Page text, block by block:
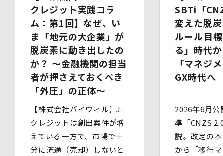
理します。
当社は、個人情報を適切に取り扱うため、以下の安全管理
措置を実施します。
(1)組織的安全管理措置
・ 個人データの取扱いに関する責任者を定め、報告連絡
体制や取扱方法を管理しています。
・ 個人情報の取扱状況について定期的な点検及び監査を
実施しています。
(2)人的安全管理措置
員に定期的な研修を実施しています。
・ 個人データについての秘密保持に関する事項を就業規
則に規定しています。
(3)物理的安全管理措置
・個人データを取扱う区域において、従業員の入退室管理
クレジット実践コラ
ム：第1回】なぜ、い
ま「地元の大企業」が
脱炭素に動き出したの
か？ 〜金融機関の担当
者が押さえておくべき
「外圧」の正体〜
【株式会社バイウィル】J-
クレジットは創出案件が増
えている一方で、市場で十
分に流通（売却）しないと
SBTi「
変えた脱
ルール――目
る」時代
「マネジ
GX時代へ
2026年6月
準「CNZS
説。改定の
から「移行